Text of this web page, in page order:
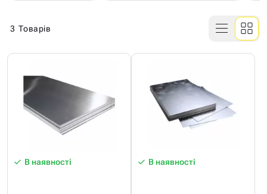
3 Товарів
В наявності В наявності